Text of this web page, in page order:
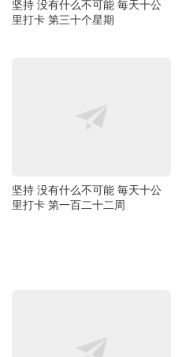
坚持 没有什么不可能 毎天十公
里打卡 第三十个星期